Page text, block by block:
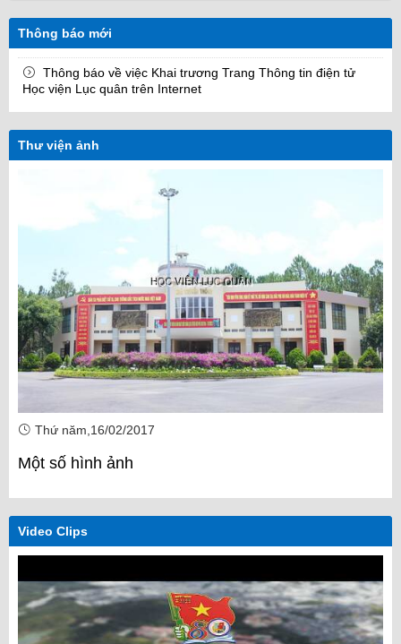
Thông báo mới
Thông báo về việc Khai trương Trang Thông tin điện tử
Học viện Lục quân trên Internet
Thư viện ảnh
Thứ năm,16/02/2017
Một số hình ảnh
Video Clips